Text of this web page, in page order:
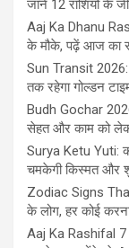
जानें 12 राशियों के
Aaj Ka Dhanu
के मौके, पढ़ें आज का
Sun Transit 2026:
तक रहेगा गोल्डन
Budh Gochar
सेहत और काम को
Surya Ketu Yuti:
चमकेगी किस्मत और
Zodiac Signs That
के लोग, हर कोई करना
Aaj Ka Rashifal 7